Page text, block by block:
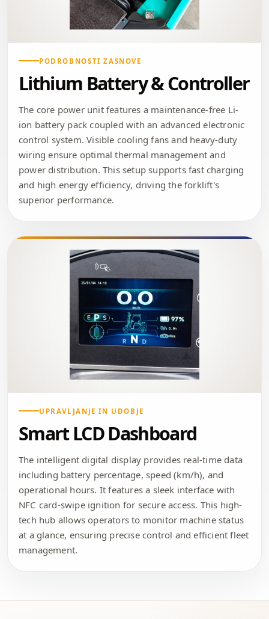
PODROBNOSTI ZASNOVE
Lithium Battery & Controller
The core power unit features a maintenance-free Li-
ion battery pack coupled with an advanced electronic
control system. Visible cooling fans and heavy-duty
wiring ensure optimal thermal management and
power distribution. This setup supports fast charging
and high energy efficiency, driving the forklift's
superior performance.
UPRAVLJANJE IN UDOBJE
Smart LCD Dashboard
The intelligent digital display provides real-time data
including battery percentage, speed (km/h), and
operational hours. It features a sleek interface with
NFC card-swipe ignition for secure access. This high-
tech hub allows operators to monitor machine status
at a glance, ensuring precise control and efficient fleet
management.